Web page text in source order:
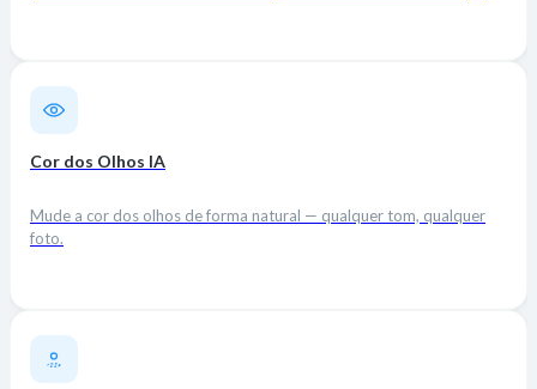
Cor dos Olhos IA
Mude a cor dos olhos de forma natural — qualquer tom, qualquer
foto.